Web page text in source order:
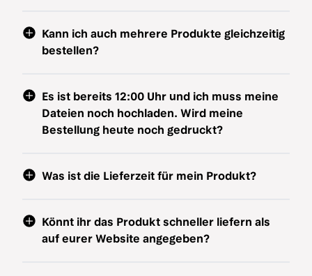
Kann ich auch mehrere Produkte gleichzeitig
bestellen?
Es ist bereits 12:00 Uhr und ich muss meine
Dateien noch hochladen. Wird meine
Bestellung heute noch gedruckt?
Was ist die Lieferzeit für mein Produkt?
Könnt ihr das Produkt schneller liefern als
auf eurer Website angegeben?